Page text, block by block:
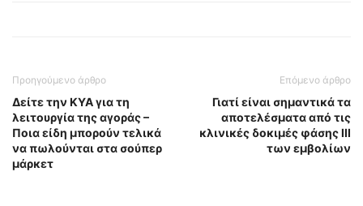
Προηγούμενο άρθρο
Δείτε την ΚΥΑ για τη
λειτουργία της αγοράς –
Ποια είδη μπορούν τελικά
να πωλούνται στα σούπερ
μάρκετ
Επόμενο άρθρο
Γιατί είναι σημαντικά τα
αποτελέσματα από τις
κλινικές δοκιμές φάσης ΙΙΙ
των εμβολίων